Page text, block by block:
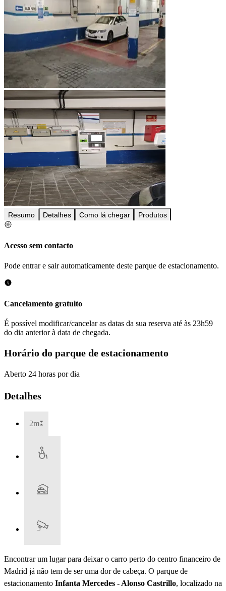
Resumo Detalhes Como lá chegar Produtos
Acesso sem contacto
Pode entrar e sair automaticamente deste parque de estacionamento.
Cancelamento gratuito
É possível modificar/cancelar as datas da sua reserva até às 23h59
do dia anterior à data de chegada.
Horário do parque de estacionamento
Aberto 24 horas por dia
Detalhes
2m
Encontrar um lugar para deixar o carro perto do centro financeiro de
Madrid já não tem de ser uma dor de cabeça. O parque de
estacionamento Infanta Mercedes - Alonso Castrillo, localizado na